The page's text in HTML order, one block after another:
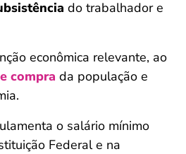
do trabalhador e
econômica relevante, ao
compra da população e
o salário mínimo
Federal e na